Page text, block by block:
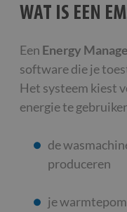
WAT IS EEN
Een Energy
software die je
Het systeem kiest
energie te
de
produceren
je